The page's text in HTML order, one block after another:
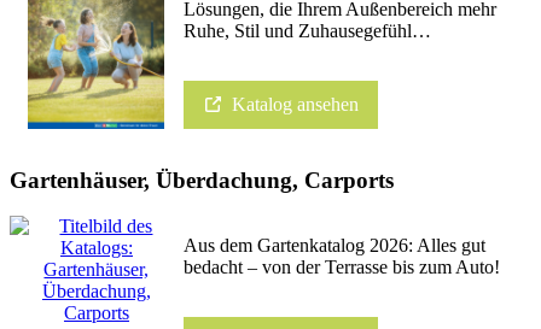
Lösungen, die Ihrem Außenbereich mehr
Ruhe, Stil und Zuhausegefühl…
Katalog ansehen
Gartenhäuser, Überdachung, Carports
Aus dem Gartenkatalog 2026: Alles gut
bedacht – von der Terrasse bis zum Auto!